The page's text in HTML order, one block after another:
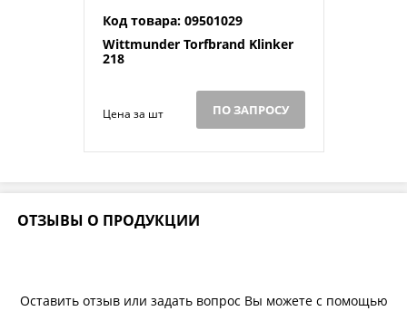
Код товара: 09501029
Wittmunder Torfbrand Klinker
218
Цена за шт ПО ЗАПРОСУ
ОТЗЫВЫ О ПРОДУКЦИИ
Оставить отзыв или задать вопрос Вы можете с помощью